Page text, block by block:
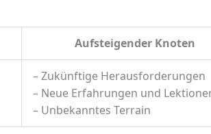
Aufsteigender Knoten
– Zukünftige Herausforderungen
– Neue Erfahrungen und
– Unbekanntes Terrain